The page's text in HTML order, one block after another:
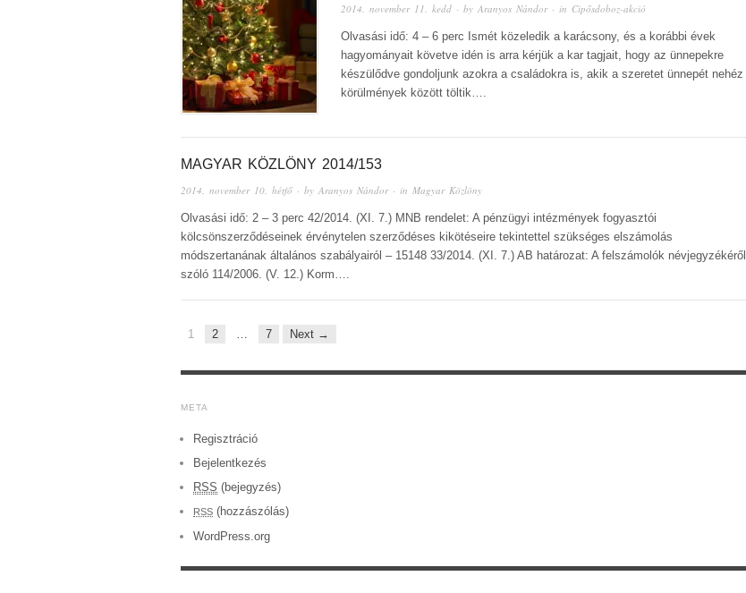
2014. november 11. kedd · by Aranyos Nándor· in Cipősdoboz-akció
Olvasási idő: 4 – 6 perc Ismét közeledik a karácsony, és a korábbi évek
hagyományait követve idén is arra kérjük a kar tagjait, hogy az ünnepekre
készülődve gondoljunk azokra a családokra is, akik a szeretet ünnepét nehéz
körülmények között töltik….
MAGYAR KÖZLÖNY 2014/153
2014. november 10. hétfő · by Aranyos Nándor· in Magyar Közlöny
Olvasási idő: 2 – 3 perc 42/2014. (XI. 7.) MNB rendelet: A pénzügyi intézmények fogyasztói
kölcsönszerződéseinek érvénytelen szerződéses kikötéseire tekintettel szükséges elszámolás
módszertanának általános szabályairól – 15148 33/2014. (XI. 7.) AB határozat: A felszámolók névjegyzékéről
szóló 114/2006. (V. 12.) Korm….
1 2 7 Next →
META
Regisztráció
Bejelentkezés
RSS (bejegyzés)
RSS (hozzászólás)
WordPress.org